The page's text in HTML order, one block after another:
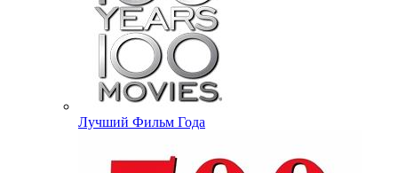
Лучший Фильм Года